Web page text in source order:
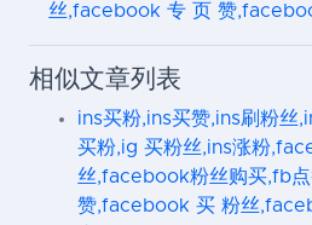
丝,facebook 专 页 赞
相似文章列表
ins买粉,ins买赞,ins刷粉丝
买粉,ig 买粉丝,ins涨粉
丝,facebook粉丝购买,fb
赞,facebook 买 粉丝